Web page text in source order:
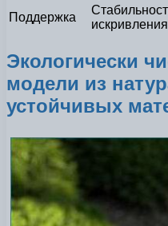
Поддержка
Экологически
модели из
устойчивых